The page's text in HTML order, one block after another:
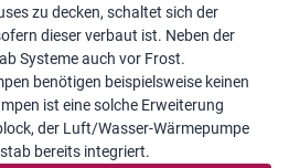
zu decken, schaltet sich der
dieser verbaut ist. Neben der
Systeme auch vor Frost.
benötigen beispielsweise keinen
ist eine solche Erweiterung
der Luft/Wasser-Wärmepumpe
bereits integriert.